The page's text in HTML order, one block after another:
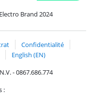
Brand 2024
Confidentialité
English (EN)
- 0867.686.774
: